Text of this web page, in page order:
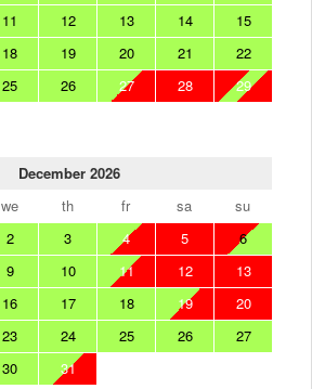
11 12 13 14
15
18 19 20 21
22
25 26 27 28
29
December 2026
we th fr sa
su
2 3 4 5
6
9 10 11 12
13
16 17 18 19
20
23 24 25 26
27
30 31